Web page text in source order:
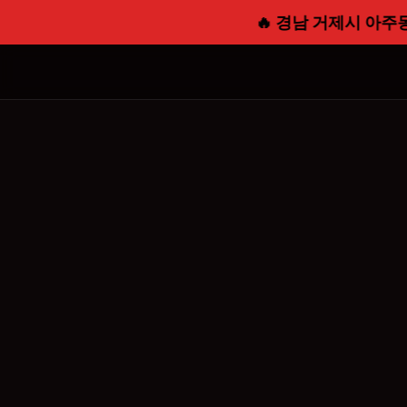
🔥 경남 거제시 아주동